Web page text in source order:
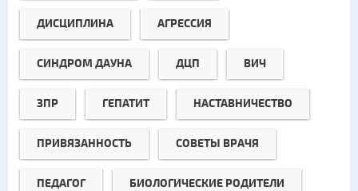
ДИСЦИПЛИНА АГРЕССИЯ
СИНДРОМ ДАУНА ДЦП ВИЧ
ЗПР ГЕПАТИТ НАСТАВНИЧЕСТВО
ПРИВЯЗАННОСТЬ СОВЕТЫ ВРАЧЯ
ПЕДАГОГ БИОЛОГИЧЕСКИЕ РОДИТЕЛИ